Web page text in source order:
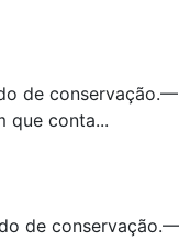
de
que conta...
de